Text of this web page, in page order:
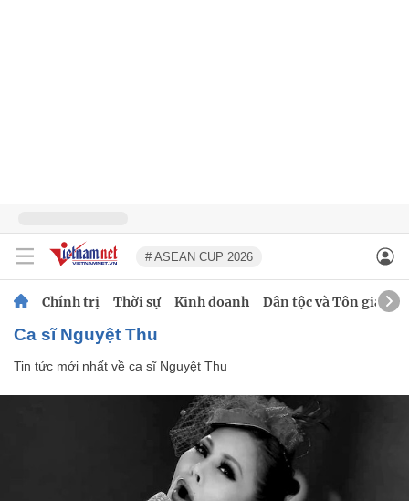
# ASEAN CUP 2026
Chính trị Thời sự Kinh doanh Dân tộc và Tôn giáo
ca sĩ Nguyệt Thu
Tin tức mới nhất về ca sĩ Nguyệt Thu